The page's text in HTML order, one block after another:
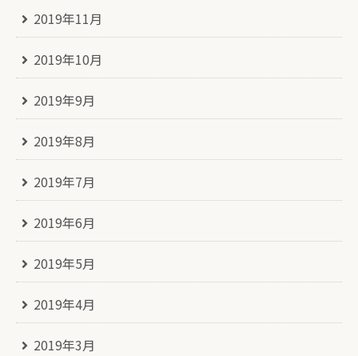
2019年11月
2019年10月
2019年9月
2019年8月
2019年7月
2019年6月
2019年5月
2019年4月
2019年3月